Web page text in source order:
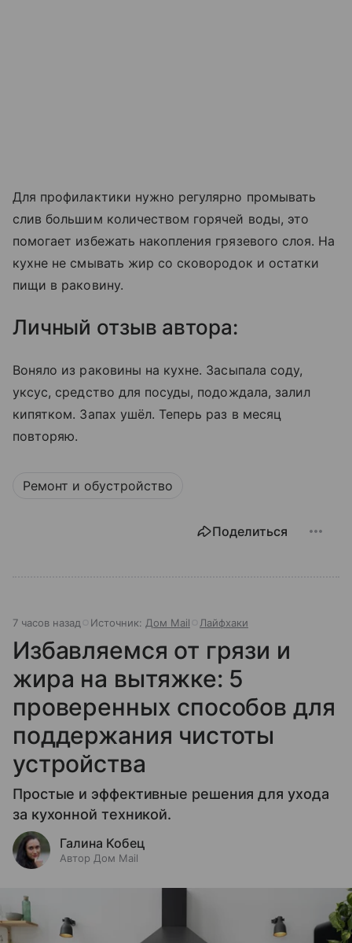
Для профилактики нужно регулярно промывать
слив большим количеством горячей воды, это
помогает избежать накопления грязевого слоя. На
кухне не смывать жир со сковородок и остатки
пищи в раковину.
Личный отзыв автора:
Воняло из раковины на кухне. Засыпала соду,
уксус, средство для посуды, подождала, залил
кипятком. Запах ушёл. Теперь раз в месяц
повторяю.
Ремонт и обустройство
Поделиться
7 часов назад Источник: Дом Mail Лайфхаки
Избавляемся от грязи и
жира на вытяжке: 5
проверенных способов для
поддержания чистоты
устройства
Простые и эффективные решения для ухода
за кухонной техникой.
Галина Кобец
Автор Дом Mail